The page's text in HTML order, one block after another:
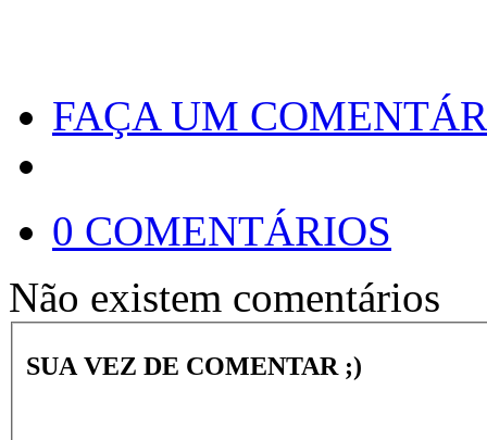
FAÇA UM
0 COMENTÁRIOS
Não existem comentários
SUA VEZ DE COMENTAR ;)